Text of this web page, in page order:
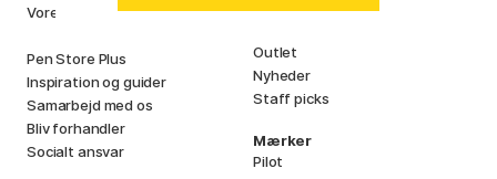
Vores butik
Pen Store Plus
Inspiration og guider
Samarbejd med os
Bliv forhandler
Socialt ansvar
Outlet
Nyheder
Staff picks
Mærker
Pilot